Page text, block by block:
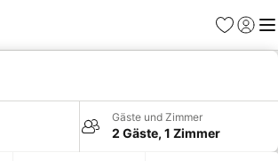
Favoriten
Gäste und Zimmer
2 Gäste, 1 Zimmer